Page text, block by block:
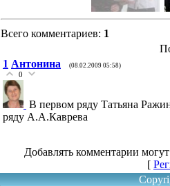
Всего комментариев: 1
1 Антонина (08.02.2009 05:58)
0
В первом ряду Татьяна
ряду А.А.Каврева
Добавлять комментарии
[